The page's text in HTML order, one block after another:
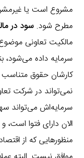
مشروع است یا
مطرح شود.سود در
مالکیت تعاونی
سرمایه داده می‌شود،
کارشان حقوق
نمی‌تواند در شرکت
سرمایه‌اش می‌تواند
الان دارای فتوا است،
منظورهایی که از